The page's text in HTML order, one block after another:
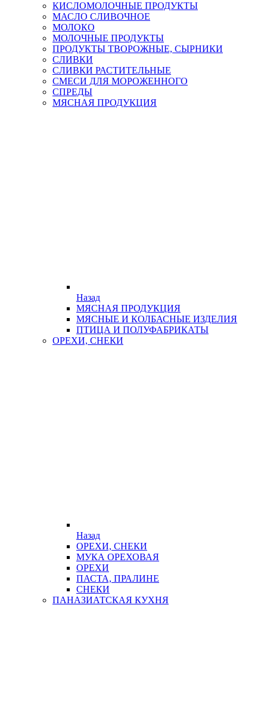
КИСЛОМОЛОЧНЫЕ ПРОДУКТЫ
МАСЛО СЛИВОЧНОЕ
МОЛОКО
МОЛОЧНЫЕ ПРОДУКТЫ
ПРОДУКТЫ ТВОРОЖНЫЕ, СЫРНИКИ
СЛИВКИ
СЛИВКИ РАСТИТЕЛЬНЫЕ
СМЕСИ ДЛЯ МОРОЖЕННОГО
СПРЕДЫ
МЯСНАЯ ПРОДУКЦИЯ
Назад
МЯСНАЯ ПРОДУКЦИЯ
МЯСНЫЕ И КОЛБАСНЫЕ ИЗДЕЛИЯ
ПТИЦА И ПОЛУФАБРИКАТЫ
ОРЕХИ, СНЕКИ
Назад
ОРЕХИ, СНЕКИ
МУКА ОРЕХОВАЯ
ОРЕХИ
ПАСТА, ПРАЛИНЕ
СНЕКИ
ПАНАЗИАТСКАЯ КУХНЯ